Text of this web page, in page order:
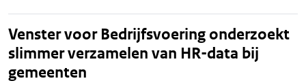
Venster voor Bedrijfsvoering onderzoekt
slimmer verzamelen van HR-data bij
gemeenten